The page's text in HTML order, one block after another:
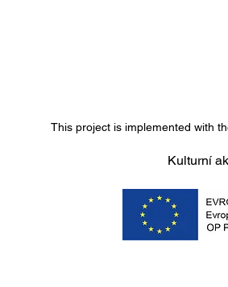
This project is implemented with
Kulturní